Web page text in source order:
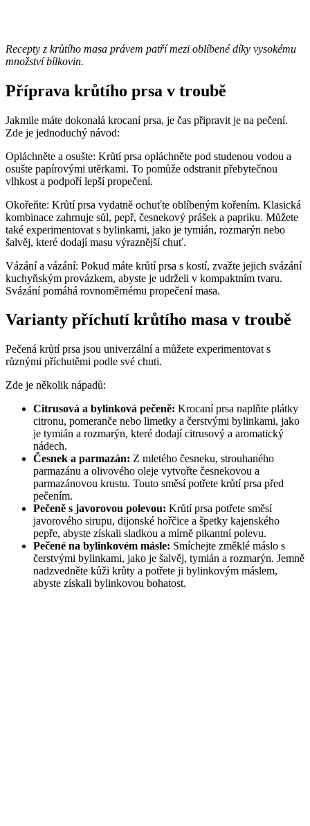
Recepty z krůtího masa právem patří mezi oblíbené díky vysokému
množství bílkovin.
Příprava krůtího prsa v troubě
Jakmile máte dokonalá krocaní prsa, je čas připravit je na pečení.
Zde je jednoduchý návod:
Opláchněte a osušte: Krůtí prsa opláchněte pod studenou vodou a
osušte papírovými utěrkami. To pomůže odstranit přebytečnou
vlhkost a podpoří lepší propečení.
Okořeňte: Krůtí prsa vydatně ochuťte oblíbeným kořením. Klasická
kombinace zahrnuje sůl, pepř, česnekový prášek a papriku. Můžete
také experimentovat s bylinkami, jako je tymián, rozmarýn nebo
šalvěj, které dodají masu výraznější chuť.
Vázání a vázání: Pokud máte krůtí prsa s kostí, zvažte jejich svázání
kuchyňským provázkem, abyste je udrželi v kompaktním tvaru.
Svázání pomáhá rovnoměrnému propečení masa.
Varianty příchutí krůtího masa v troubě
Pečená krůtí prsa jsou univerzální a můžete experimentovat s
různými příchutěmi podle své chuti.
Zde je několik nápadů:
Citrusová a bylinková pečeně: Krocaní prsa naplňte plátky
citronu, pomeranče nebo limetky a čerstvými bylinkami, jako
je tymián a rozmarýn, které dodají citrusový a aromatický
nádech.
Česnek a parmazán: Z mletého česneku, strouhaného
parmazánu a olivového oleje vytvořte česnekovou a
parmazánovou krustu. Touto směsí potřete krůtí prsa před
pečením.
Pečeně s javorovou polevou: Krůtí prsa potřete směsí
javorového sirupu, dijonské hořčice a špetky kajenského
pepře, abyste získali sladkou a mírně pikantní polevu.
Pečené na bylinkovém másle: Smíchejte změklé máslo s
čerstvými bylinkami, jako je šalvěj, tymián a rozmarýn. Jemně
nadzvedněte kůži krůty a potřete ji bylinkovým máslem,
abyste získali bylinkovou bohatost.